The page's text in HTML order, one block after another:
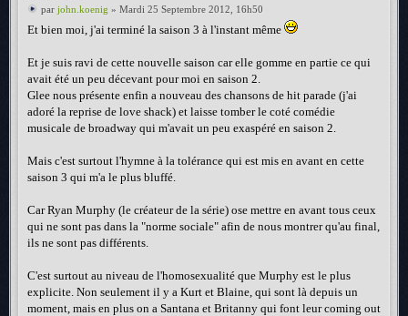
par john.koenig » Mardi 25 Septembre 2012, 16h50
Et bien moi, j'ai terminé la saison 3 à l'instant même
Et je suis ravi de cette nouvelle saison car elle gomme en partie ce qui
avait été un peu décevant pour moi en saison 2.
Glee nous présente enfin a nouveau des chansons de hit parade (j'ai
adoré la reprise de love shack) et laisse tomber le coté comédie
musicale de broadway qui m'avait un peu exaspéré en saison 2.
Mais c'est surtout l'hymne à la tolérance qui est mis en avant en cette
saison 3 qui m'a le plus bluffé.
Car Ryan Murphy (le créateur de la série) ose mettre en avant tous ceux
qui ne sont pas dans la "norme sociale" afin de nous montrer qu'au final,
ils ne sont pas différents.
C'est surtout au niveau de l'homosexualité que Murphy est le plus
explicite. Non seulement il y a Kurt et Blaine, qui sont là depuis un
moment, mais en plus on a Santana et Britanny qui font leur coming out